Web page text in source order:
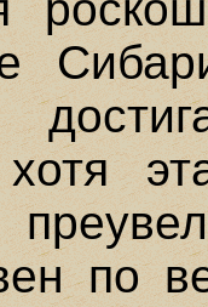
хотя
по